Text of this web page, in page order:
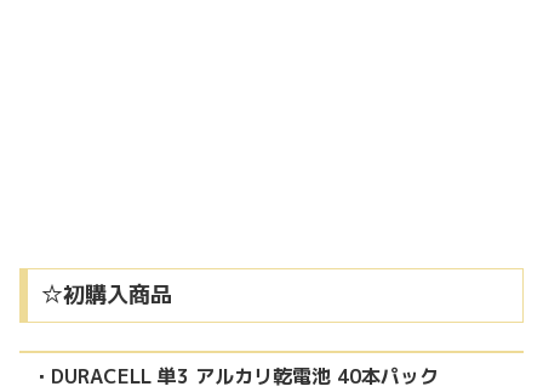
☆初購入商品
・DURACELL 単3 アルカリ乾電池 40本パック